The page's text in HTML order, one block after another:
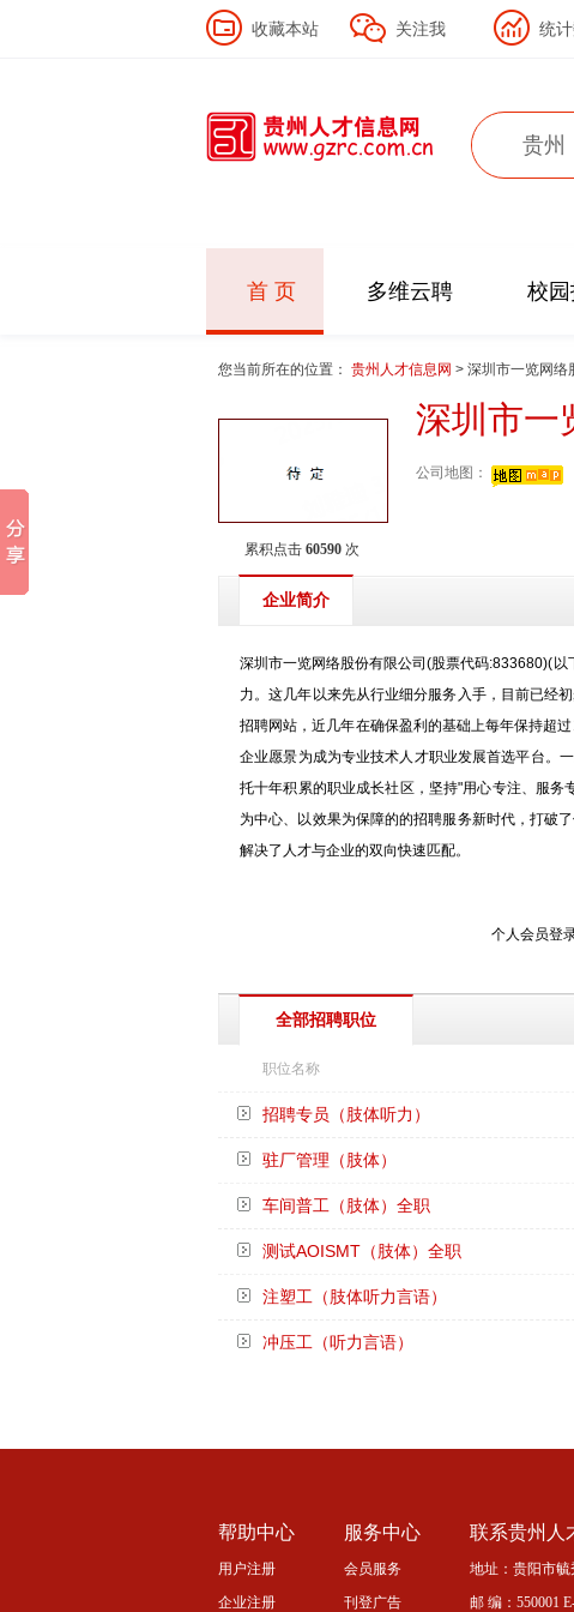
收藏本站 关注我 统
贵州
首 页 多维云聘 校
您当前所在的位置： 贵州人才信息网 > 深圳市一览网络
累积点击 60590 次
深圳市一
公司地图：
企业简介
深圳市一览网络股份有限公司(股票代码:833680)(
力。这几年以来先从行业细分服务入手，目前已经
招聘网站，近几年在确保盈利的基础上每年保持超
企业愿景为成为专业技术人才职业发展首选平台。
托十年积累的职业成长社区，坚持"用心专注、服
为中心、以效果为保障的的招聘服务新时代，打破
解决了人才与企业的双向快速匹配。
个人会员登
全部招聘职位
职位名称
招聘专员（肢体听力）
驻厂管理（肢体）
车间普工（肢体）全职
测试AOISMT（肢体）全职
注塑工（肢体听力言语）
冲压工（听力言语）
帮助中心
用户注册
企业注册
服务中心
会员服务
刊登广告
联系贵州人
地址：贵阳市
邮 编：550001